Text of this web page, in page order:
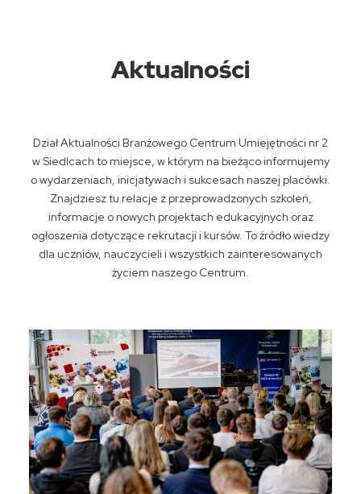
Aktualności
Dział Aktualności Branżowego Centrum Umiejętności nr 2
w Siedlcach to miejsce, w którym na bieżąco informujemy
o wydarzeniach, inicjatywach i sukcesach naszej placówki.
Znajdziesz tu relacje z przeprowadzonych szkoleń,
informacje o nowych projektach edukacyjnych oraz
ogłoszenia dotyczące rekrutacji i kursów. To źródło wiedzy
dla uczniów, nauczycieli i wszystkich zainteresowanych
życiem naszego Centrum.